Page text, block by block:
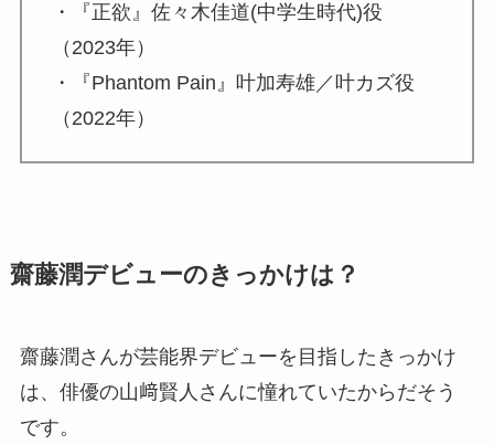
・『正欲』佐々木佳道(中学生時代)役
（2023年）
・『Phantom Pain』叶加寿雄／叶カズ役
（2022年）
齋藤潤デビューのきっかけは？
齋藤潤さんが芸能界デビューを目指したきっかけ
は、俳優の山﨑賢人さんに憧れていたからだそう
です。